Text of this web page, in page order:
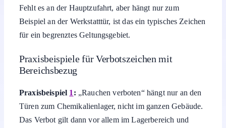
Fehlt es an der Hauptzufahrt, aber hängt nur zum
Beispiel an der Werkstatttür, ist das ein typisches Zeichen
für ein begrenztes Geltungsgebiet.
Praxisbeispiele für Verbotszeichen mit
Bereichsbezug
Praxisbeispiel 1 : „Rauchen verboten“ hängt nur an den
Türen zum Chemikalienlager, nicht im ganzen Gebäude.
Das Verbot gilt dann vor allem im Lagerbereich und